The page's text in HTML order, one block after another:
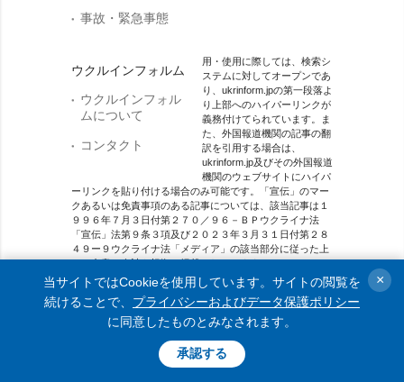
事故・緊急事態
ウクルインフォルム
ウクルインフォル
ムについて
コンタクト
用・使用に際しては、検索シ
ステムに対してオープンであ
り、ukrinform.jpの第一段落よ
り上部へのハイパーリンクが
義務付けてられています。ま
た、外国報道機関の記事の翻
訳を引用する場合は、
ukrinform.jp及びその外国報道
機関のウェブサイトにハイパ
ーリンクを貼り付ける場合のみ可能です。「宣伝」のマー
クあるいは免責事項のある記事については、該当記事は１
９９６年７月３日付第２７０／９６－ＢＰウクライナ法
「宣伝」法第９条３項及び２０２３年３月３１日付第２８
４９ー９ウクライナ法「メディア」の該当部分に従った上
オンラインメディア主体 メディア識別番号：R40-01421.
© 2015-2026 Ukrinform. All rights reserved.
当サイトではCookieを使用しています。サイトの閲覧を
続けることで、 プライバシーおよびデータ保護ポリシー
に同意したものとみなされます。
承認する
×